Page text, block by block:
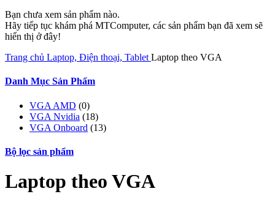
Bạn chưa xem sản phẩm nào.
Hãy tiếp tục khám phá MTComputer, các sản phẩm bạn đã xem sẽ
hiển thị ở đây!
Trang chủ Laptop, Điện thoại, Tablet Laptop theo VGA
Danh Mục Sản Phẩm
VGA AMD (0)
VGA Nvidia (18)
VGA Onboard (13)
Bộ lọc sản phẩm
Laptop theo VGA